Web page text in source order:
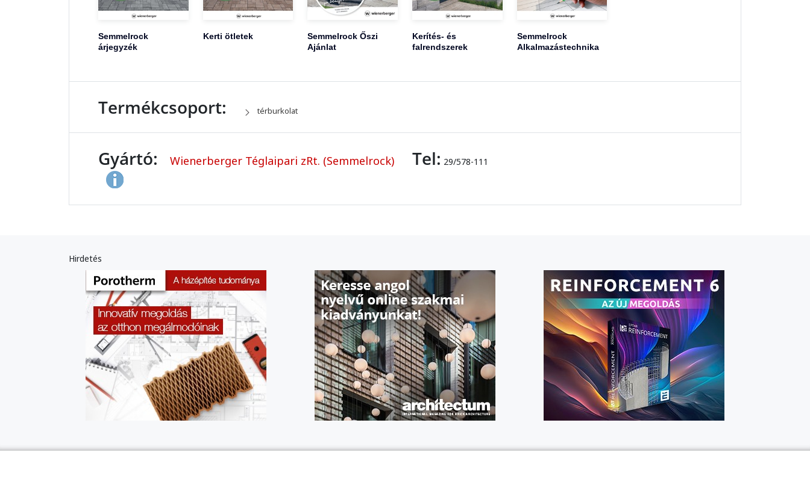
Semmelrock
árjegyzék
Kerti ötletek
Semmelrock Őszi
Ajánlat
Kerítés- és
falrendszerek
Semmelrock
Alkalmazástechnika
Termékcsoport: térburkolat
Gyártó: Wienerberger Téglaipari zRt. (Semmelrock) Tel: 29/578-111
Hirdetés